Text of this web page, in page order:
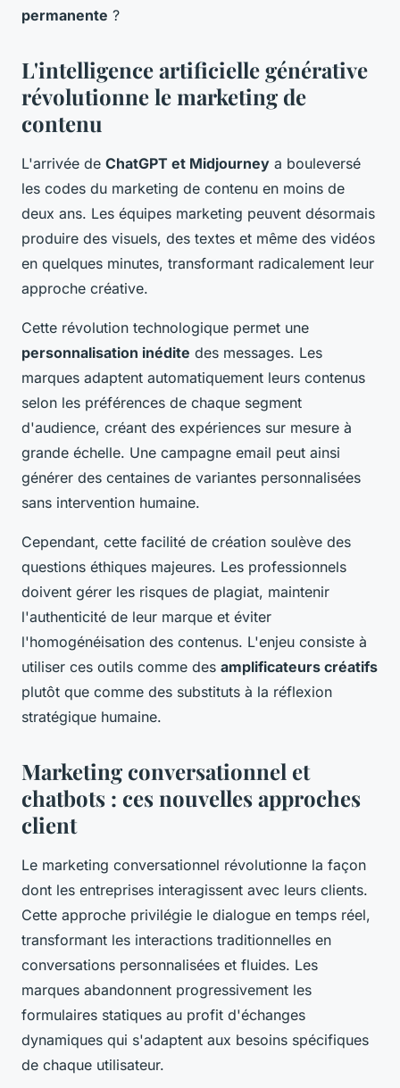
permanente ?
L'intelligence artificielle générative
révolutionne le marketing de
contenu
L'arrivée de ChatGPT et Midjourney a bouleversé
les codes du marketing de contenu en moins de
deux ans. Les équipes marketing peuvent désormais
produire des visuels, des textes et même des vidéos
en quelques minutes, transformant radicalement leur
approche créative.
Cette révolution technologique permet une
personnalisation inédite des messages. Les
marques adaptent automatiquement leurs contenus
selon les préférences de chaque segment
d'audience, créant des expériences sur mesure à
grande échelle. Une campagne email peut ainsi
générer des centaines de variantes personnalisées
sans intervention humaine.
Cependant, cette facilité de création soulève des
questions éthiques majeures. Les professionnels
doivent gérer les risques de plagiat, maintenir
l'authenticité de leur marque et éviter
l'homogénéisation des contenus. L'enjeu consiste à
utiliser ces outils comme des amplificateurs créatifs
plutôt que comme des substituts à la réflexion
stratégique humaine.
Marketing conversationnel et
chatbots : ces nouvelles approches
client
Le marketing conversationnel révolutionne la façon
dont les entreprises interagissent avec leurs clients.
Cette approche privilégie le dialogue en temps réel,
transformant les interactions traditionnelles en
conversations personnalisées et fluides. Les
marques abandonnent progressivement les
formulaires statiques au profit d'échanges
dynamiques qui s'adaptent aux besoins spécifiques
de chaque utilisateur.